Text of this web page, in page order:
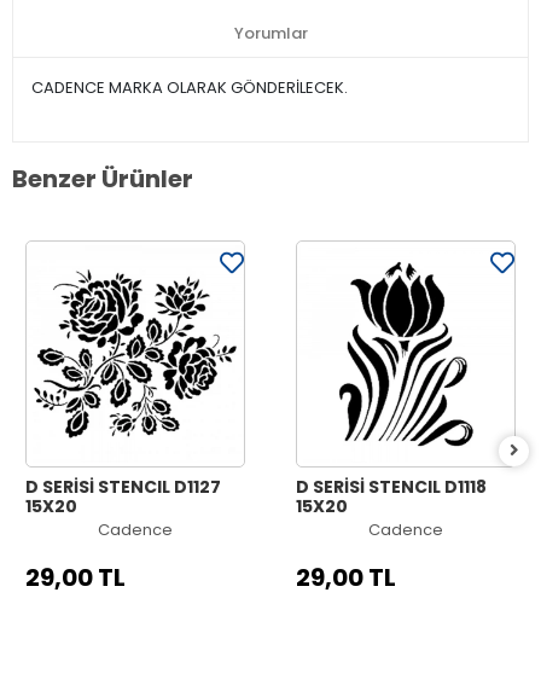
Yorumlar
CADENCE MARKA OLARAK GÖNDERİLECEK.
Benzer Ürünler
D SERİSİ STENCIL D1127
15X20
Cadence
29,00 TL
D SERİSİ STENCIL D1118
15X20
Cadence
29,00 TL